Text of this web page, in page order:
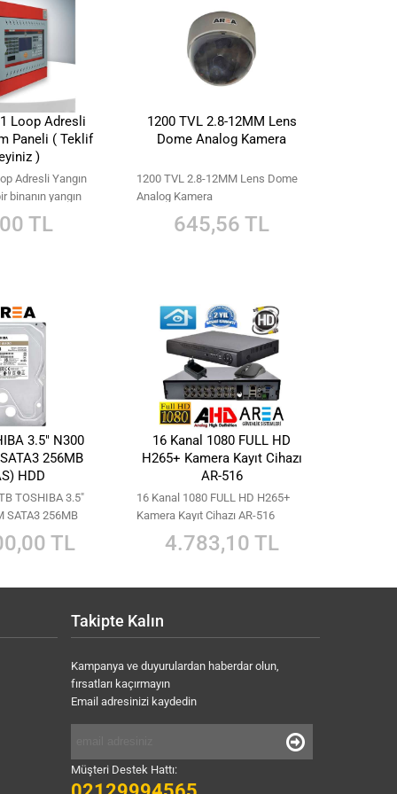
Loop Adresli
Paneli ( Teklif
)
Adresli Yangın
binanın yangın
kontrolunu
bir paneldir.
TL
1200 TVL 2.8-12MM Lens
Dome Analog Kamera
1200 TVL 2.8-12MM Lens Dome
Analog Kamera
645,56 TL
3.5" N300
256MB
HDD
TOSHIBA 3.5"
SATA3 256MB
TL
16 Kanal 1080 FULL HD
H265+ Kamera Kayıt Cihazı
AR-516
16 Kanal 1080 FULL HD H265+
Kamera Kayıt Cihazı AR-516
4.783,10 TL
Takipte Kalın
Kampanya ve duyurulardan haberdar olun,
fırsatları kaçırmayın
Email adresinizi kaydedin
Müşteri Destek Hattı: